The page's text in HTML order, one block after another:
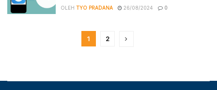
OLEH TYO PRADANA 26/08/2024 0
1 2